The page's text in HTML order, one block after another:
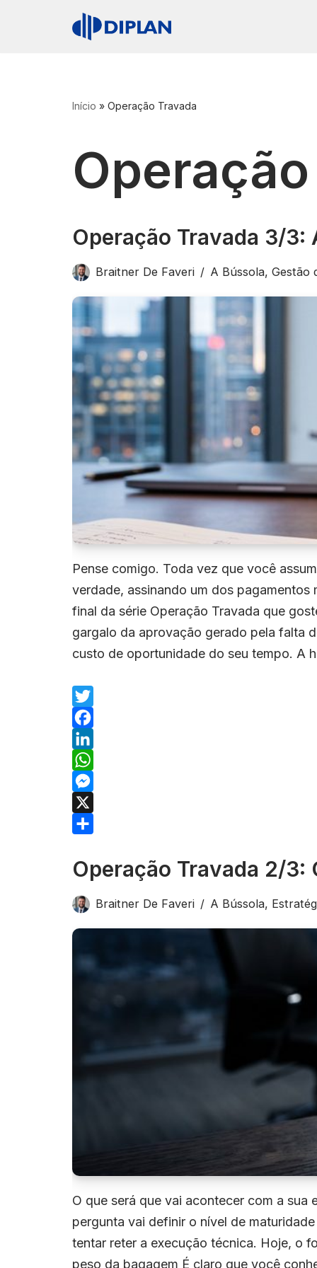
Início » Operação Travada
Operação Travada 3/3:
Braitner De Faveri A Bússola, Gestão
Pense comigo. Toda vez que você
verdade, assinando um dos
final da série Operação Travada que
gargalo da aprovação gerado pela falta
custo de oportunidade do seu tempo. A
T
w
t
e
F
a
c
e
b
o
L
n
k
d
n
W
h
a
s
p
p
M
e
s
n
g
X
h
r
e
Operação Travada 2/3:
Braitner De Faveri A Bússola,
O que será que vai acontecer com a sua
pergunta vai definir o nível de
tentar reter a execução técnica. Hoje, o
peso da bagagem É claro que você